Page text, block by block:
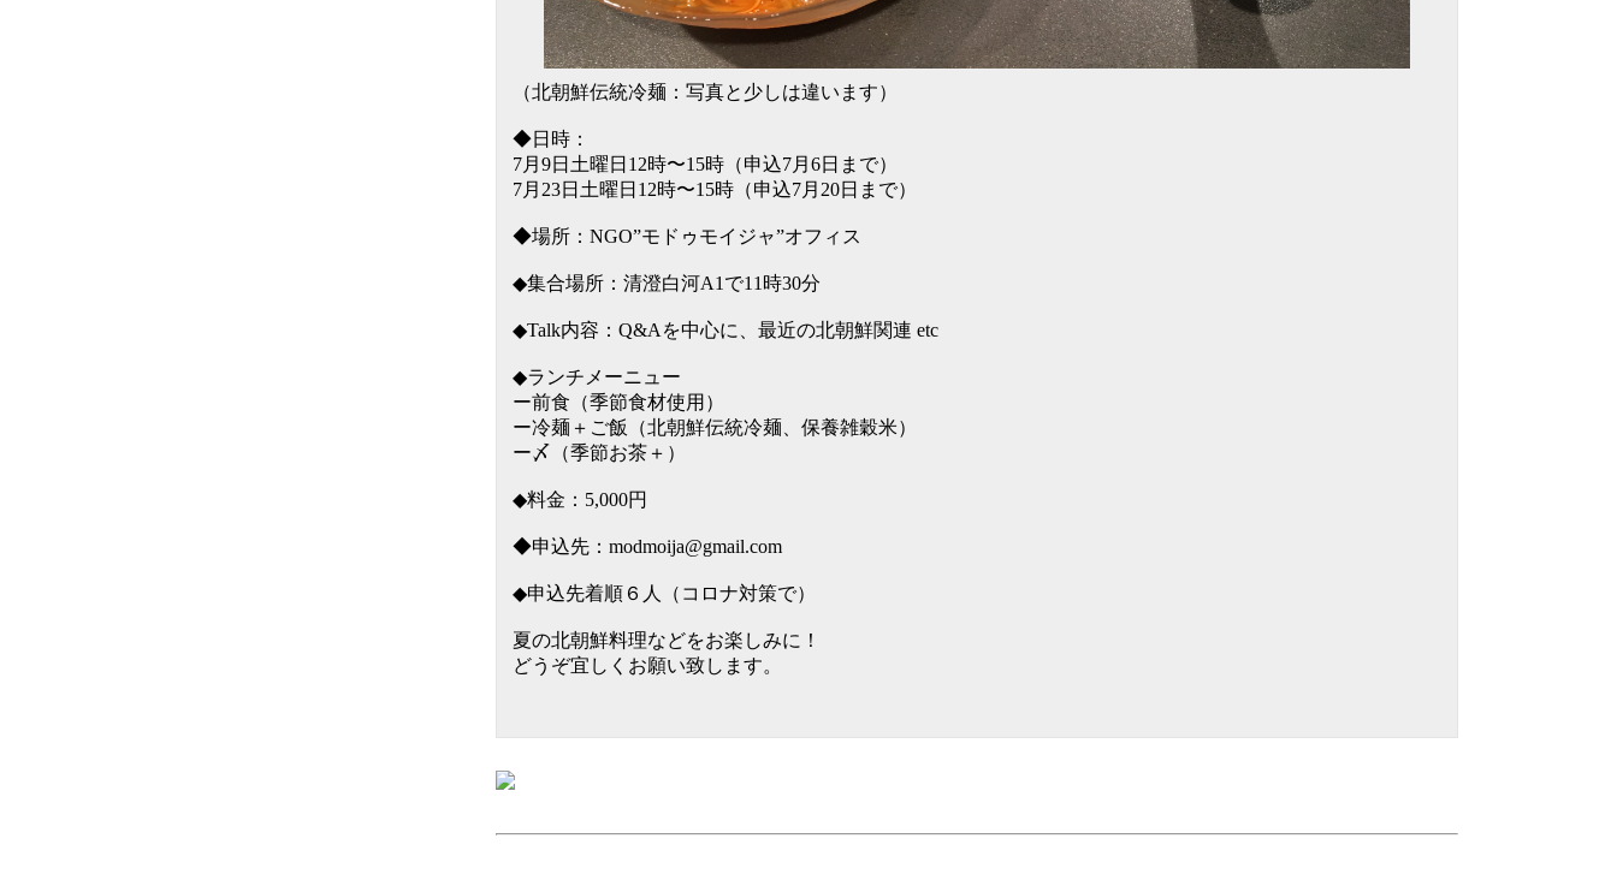
（北朝鮮伝統冷麺：写真と少しは違います）
◆日時：
7月9日土曜日12時〜15時（申込7月6日まで）
7月23日土曜日12時〜15時（申込7月20日まで）
◆場所：NGO”モドゥモイジャ”オフィス
◆集合場所：清澄白河A1で11時30分
◆Talk内容：Q&Aを中心に、最近の北朝鮮関連 etc
◆ランチメーニュー
ー前食（季節食材使用）
ー冷麺＋ご飯（北朝鮮伝統冷麺、保養雑穀米）
ー〆（季節お茶＋）
◆料金：5,000円
◆申込先：modmoija@gmail.com
◆申込先着順６人（コロナ対策で）
夏の北朝鮮料理などをお楽しみに！
どうぞ宜しくお願い致します。